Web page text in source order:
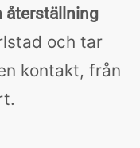
återställning
och tar
kontakt, från